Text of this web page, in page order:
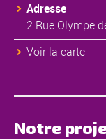
Adresse
2 Rue Olympe
Voir la carte
Notre